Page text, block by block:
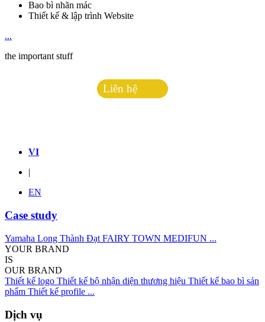
Bao bì nhãn mác
Thiết kế & lập trình Website
...
the important stuff
Liên hệ
VI
|
EN
Case study
Yamaha Long Thành Đạt FAIRY TOWN MEDIFUN ...
YOUR BRAND
IS
OUR BRAND
Thiết kế logo Thiết kế bộ nhận diện thương hiệu Thiết kế bao bì sản
phẩm Thiết kế profile ...
Dịch vụ